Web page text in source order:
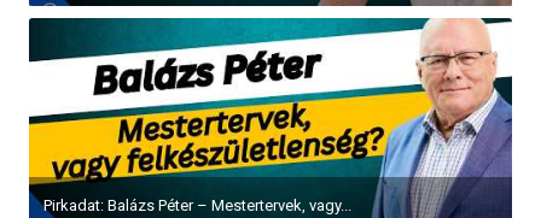
Pirkadat: Balázs Péter – Mestertervek, vagy...